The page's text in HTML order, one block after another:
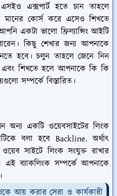
এক্সপার্ট হতে চান তাহলে
কোর্স করে এসেও শিখতে
একটা ভালো ফ্রিল্যান্সিং আইটি
কিছু শেখার জন্য আপনাকে
হবে। চলুন তাহলে জেনে নিন
শিখতে হলে আপনাকে কি কি
সম্পর্কে বিস্তারিত।
অন্য একটি ওয়েবসাইটের লিংক
বলা হবে Backline. অর্থাৎ
সাইটে লিংক সংযুক্ত রাখার
এই ব্যাকলিংক সম্পর্কে আপনাকে
আয় করার সেরা ও কার্যকারী